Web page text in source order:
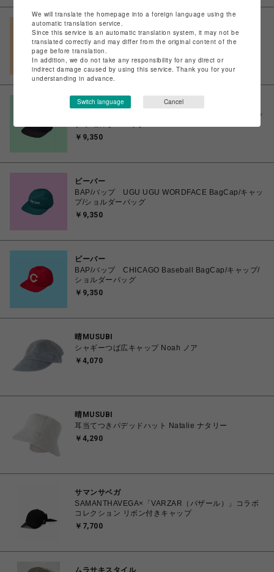
ビーバー
BAP/バップ LOL LOL WORDFACE BagCap/キャッ
プ/ショルダーバッグ
￥9,350
ビーバー
BAP/バップ YUM YUM WORDFACE BagCap/キャッ
￥9,350
ビーバー
BAP/バップ UGU UGU WORDFACE BagCap/キャッ
プ/ショルダーバッグ
￥9,350
ビーバー
BAP/バップ CHICAGO Baseball BagCap/キャップ/
ショルダーバッグ
￥9,350
晴MUSUBI
シャギーつば広キャップ Noah ノア
￥4,070
晴MUSUBI
耳当てつきパデッドハット Natalie ナタリー
￥4,290
サマンサベガ
SAMANTHAVEGA×「VARZAR（バザール）」コラボ
コレクション リボン付きキャップ
￥7,700
ムラサキスタイル
We will translate the homepage into a foreign language using the
automatic translation service.
Since this service is an automatic translation system, it may not be
translated correctly and may differ from the original content of the
page before translation.
In addition, we do not take any responsibility for any direct or
indirect damage caused by using this service. Thank you for your
understanding in advance.
Switch language Cancel